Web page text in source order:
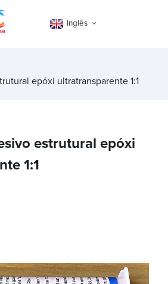
Inglês
epóxi ultratransparente 1:1
estrutural epóxi
1:1